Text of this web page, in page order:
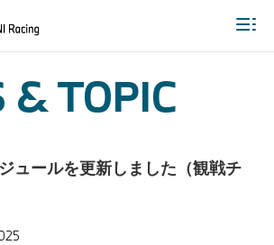
& TOPIC
ュールを更新しました（観戦チ